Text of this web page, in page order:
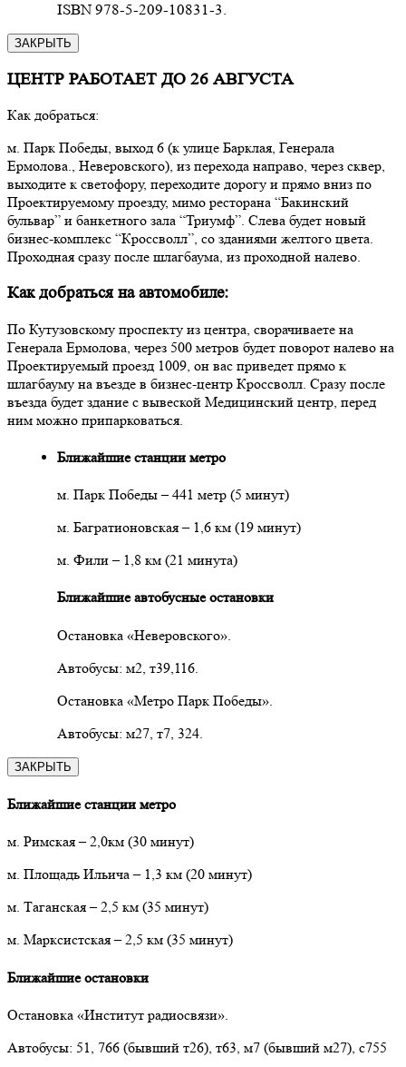
ISBN 978-5-209-10831-3.
ЗАКРЫТЬ
ЦЕНТР РАБОТАЕТ ДО 26 АВГУСТА
Как добраться:
м. Парк Победы, выход 6 (к улице Барклая, Генерала
Ермолова., Неверовского), из перехода направо, через сквер,
выходите к светофору, переходите дорогу и прямо вниз по
Проектируемому проезду, мимо ресторана “Бакинский
бульвар” и банкетного зала “Триумф”. Слева будет новый
бизнес-комплекс “Кроссволл”, со зданиями желтого цвета.
Проходная сразу после шлагбаума, из проходной налево.
Как добраться на автомобиле:
По Кутузовскому проспекту из центра, сворачиваете на
Генерала Ермолова, через 500 метров будет поворот налево на
Проектируемый проезд 1009, он вас приведет прямо к
шлагбауму на въезде в бизнес-центр Кроссволл. Сразу после
въезда будет здание с вывеской Медицинский центр, перед
ним можно припарковаться.
Ближайшие станции метро
м. Парк Победы – 441 метр (5 минут)
м. Багратионовская – 1,6 км (19 минут)
м. Фили – 1,8 км (21 минута)
Ближайшие автобусные остановки
Остановка «Неверовского».
Автобусы: м2, т39,116.
Остановка «Метро Парк Победы».
Автобусы: м27, т7, 324.
ЗАКРЫТЬ
Ближайшие станции метро
м. Римская– 2,0км (30 минут)
м. Площадь Ильича– 1,3 км (20 минут)
м. Таганская–2,5 км (35 минут)
м. Марксистская – 2,5 км (35 минут)
Ближайшие остановки
Остановка «Институт радиосвязи».
Автобусы: 51, 766 (бывший т26), т63, м7 (бывший м27), с755